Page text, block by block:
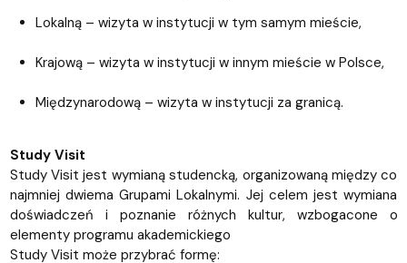
Lokalną – wizyta w instytucji w tym samym mieście,
Krajową – wizyta w instytucji w innym mieście w Polsce,
Międzynarodową – wizyta w instytucji za granicą.
Study Visit
Study Visit jest wymianą studencką, organizowaną między co
najmniej dwiema Grupami Lokalnymi. Jej celem jest wymiana
doświadczeń i poznanie różnych kultur, wzbogacone o
elementy programu akademickiego
Study Visit może przybrać formę: